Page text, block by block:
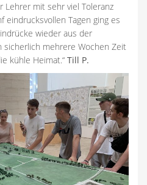
Lehrer mit sehr viel Toleranz
eindrucksvollen Tagen ging es
wieder aus der
sicherlich mehrere Wochen Zeit
kühle Heimat.“ Till P.